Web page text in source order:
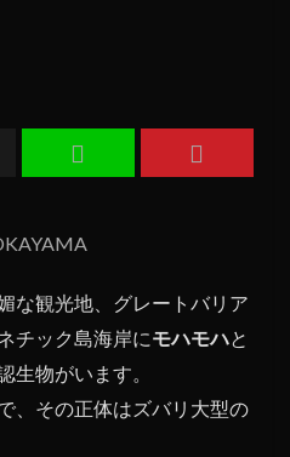
な観光地、グレートバリア
チック島海岸にモハモハと
生物がいます。
、その正体はズバリ大型の